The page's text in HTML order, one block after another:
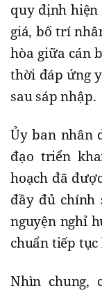
quy định hiện
giá, bố trí
hòa giữa cán
thời đáp ứng
sau sáp nhập.
Ủy ban nhân
đạo triển
hoạch đã
đầy đủ chính
nguyện nghỉ
chuẩn tiếp tục
Nhìn chung,